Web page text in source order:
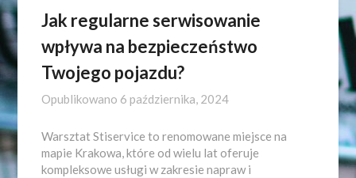
Jak regularne serwisowanie
wpływa na bezpieczeństwo
Twojego pojazdu?
Opublikowano 6 października, 2024
Warsztat Stiservice to renomowane miejsce na
mapie Krakowa, które od wielu lat oferuje
kompleksowe usługi w zakresie napraw i